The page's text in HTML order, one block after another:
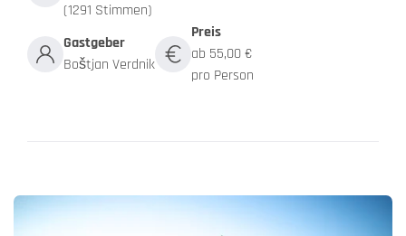
(1291 Stimmen)
Gastgeber
Boštjan Verdnik
Preis
ab 55,00 €
pro Person